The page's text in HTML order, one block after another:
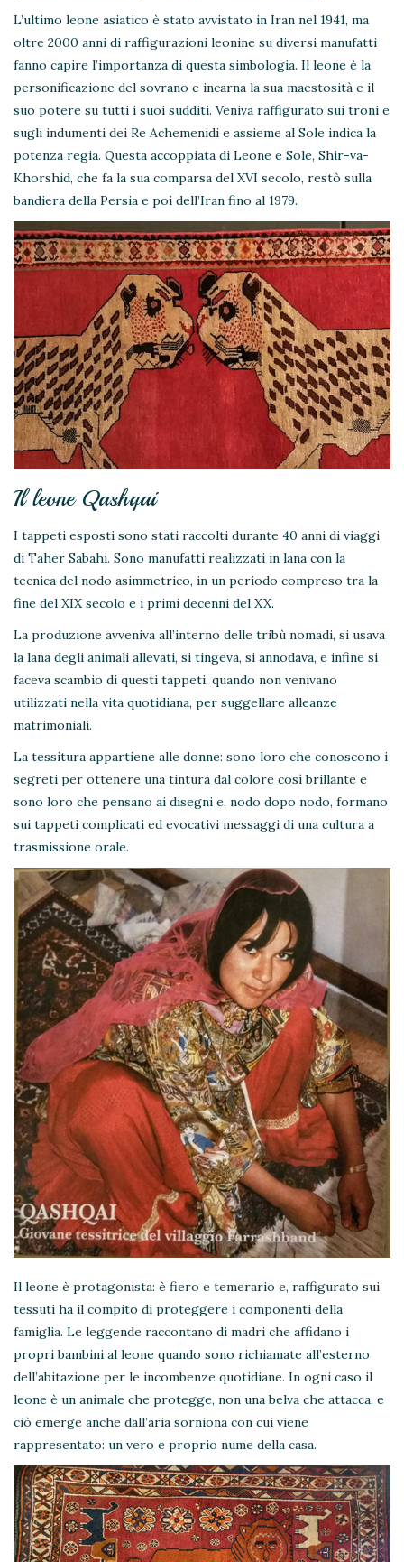
L’ultimo leone asiatico è stato avvistato in Iran nel 1941, ma
oltre 2000 anni di raffigurazioni leonine su diversi manufatti
fanno capire l’importanza di questa simbologia. Il leone è la
personificazione del sovrano e incarna la sua maestosità e il
suo potere su tutti i suoi sudditi. Veniva raffigurato sui troni e
sugli indumenti dei Re Achemenidi e assieme al Sole indica la
potenza regia. Questa accoppiata di Leone e Sole, Shir-va-
Khorshid, che fa la sua comparsa del XVI secolo, restò sulla
bandiera della Persia e poi dell’Iran fino al 1979.
Il leone Qashqai
I tappeti esposti sono stati raccolti durante 40 anni di viaggi
di Taher Sabahi. Sono manufatti realizzati in lana con la
tecnica del nodo asimmetrico, in un periodo compreso tra la
fine del XIX secolo e i primi decenni del XX.
La produzione avveniva all’interno delle tribù nomadi, si usava
la lana degli animali allevati, si tingeva, si annodava, e infine si
faceva scambio di questi tappeti, quando non venivano
utilizzati nella vita quotidiana, per suggellare alleanze
matrimoniali.
La tessitura appartiene alle donne: sono loro che conoscono i
segreti per ottenere una tintura dal colore così brillante e
sono loro che pensano ai disegni e, nodo dopo nodo, formano
sui tappeti complicati ed evocativi messaggi di una cultura a
trasmissione orale.
Il leone è protagonista: è fiero e temerario e, raffigurato sui
tessuti ha il compito di proteggere i componenti della
famiglia. Le leggende raccontano di madri che affidano i
propri bambini al leone quando sono richiamate all’esterno
dell’abitazione per le incombenze quotidiane. In ogni caso il
leone è un animale che protegge, non una belva che attacca, e
ciò emerge anche dall’aria sorniona con cui viene
rappresentato: un vero e proprio nume della casa.